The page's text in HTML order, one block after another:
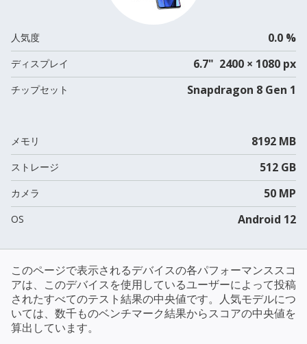
人気度 0.0 %
ディスプレイ 6.7" 2400 × 1080 px
チップセット Snapdragon 8 Gen 1
メモリ 8192 MB
ストレージ 512 GB
カメラ 50 MP
OS Android 12
このページで表示されるデバイスの各パフォーマンススコ
アは、このデバイスを使用しているユーザーによって投稿
されたすべてのテスト結果の中央値です。人気モデルにつ
いては、数千ものベンチマーク結果からスコアの中央値を
算出しています。